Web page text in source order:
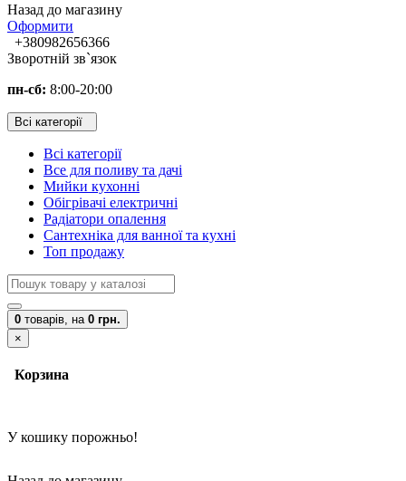
Назад до магазину
Оформити
+380982656366
Зворотній зв`язок
пн-сб: 8:00-20:00
Всі категорії
Всі категорії
Все для поливу та дачі
Мийки кухонні
Обігрівачі електричні
Радіатори опалення
Сантехніка для ванної та кухні
Топ продажу
0 товарів, на 0 грн.
×
Корзина
У кошику порожньо!